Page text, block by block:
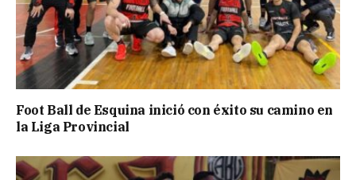
Foot Ball de Esquina inició con éxito su camino en
la Liga Provincial